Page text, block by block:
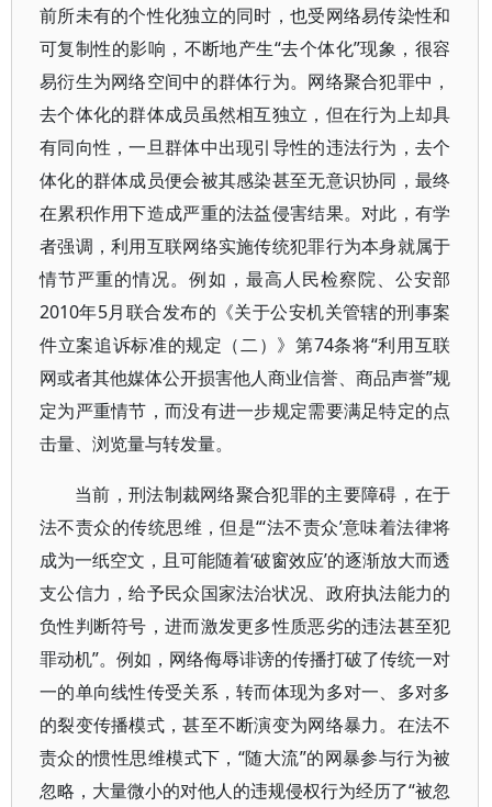
前所未有的个性化独立的同时，也受网络易传染性和
可复制性的影响，不断地产生“去个体化”现象，很容
易衍生为网络空间中的群体行为。网络聚合犯罪中，
去个体化的群体成员虽然相互独立，但在行为上却具
有同向性，一旦群体中出现引导性的违法行为，去个
体化的群体成员便会被其感染甚至无意识协同，最终
在累积作用下造成严重的法益侵害结果。对此，有学
者强调，利用互联网络实施传统犯罪行为本身就属于
情节严重的情况。例如，最高人民检察院、公安部
2010年5月联合发布的《关于公安机关管辖的刑事案
件立案追诉标准的规定（二）》第74条将“利用互联
网或者其他媒体公开损害他人商业信誉、商品声誉”规
定为严重情节，而没有进一步规定需要满足特定的点
击量、浏览量与转发量。
当前，刑法制裁网络聚合犯罪的主要障碍，在于
法不责众的传统思维，但是“‘法不责众’意味着法律将
成为一纸空文，且可能随着‘破窗效应’的逐渐放大而透
支公信力，给予民众国家法治状况、政府执法能力的
负性判断符号，进而激发更多性质恶劣的违法甚至犯
罪动机”。例如，网络侮辱诽谤的传播打破了传统一对
一的单向线性传受关系，转而体现为多对一、多对多
的裂变传播模式，甚至不断演变为网络暴力。在法不
责众的惯性思维模式下，“随大流”的网暴参与行为被
忽略，大量微小的对他人的违规侵权行为经历了“被忽